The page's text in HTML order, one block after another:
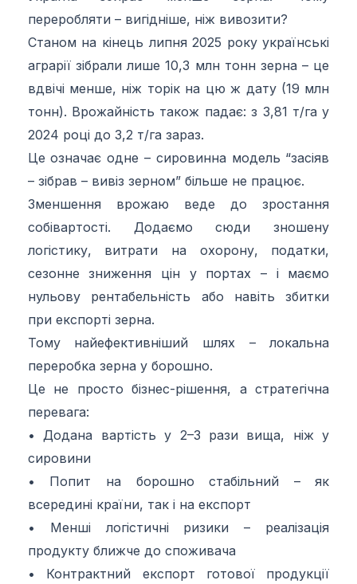
переробляти – вигідніше, ніж вивозити?
Станом на кінець липня 2025 року українські
аграрії зібрали лише 10,3 млн тонн зерна – це
вдвічі менше, ніж торік на цю ж дату (19 млн
тонн). Врожайність також падає: з 3,81 т/га у
2024 році до 3,2 т/га зараз.
Це означає одне – сировинна модель “засіяв
– зібрав – вивіз зерном” більше не працює.
Зменшення врожаю веде до зростання
собівартості. Додаємо сюди зношену
логістику, витрати на охорону, податки,
сезонне зниження цін у портах – і маємо
нульову рентабельність або навіть збитки
при експорті зерна.
Тому найефективніший шлях – локальна
переробка зерна у борошно.
Це не просто бізнес-рішення, а стратегічна
перевага:
• Додана вартість у 2–3 рази вища, ніж у
сировини
• Попит на борошно стабільний – як
всередині країни, так і на експорт
• Менші логістичні ризики – реалізація
продукту ближче до споживача
• Контрактний експорт готової продукції